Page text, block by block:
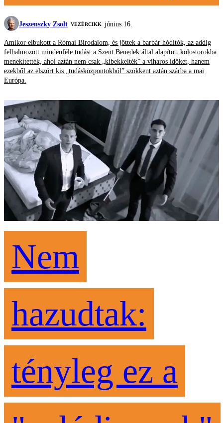
Jeszenszky Zsolt VEZÉRCIKK június 16.
Amikor elbukott a Római Birodalom, és jöttek a barbár hódítók, az addig
felhalmozott mindenféle tudást a Szent Benedek által alapított kolostorokba
menekítették, ahol aztán nem csak „kibekkelték” a viharos időket, hanem
ezekből az elszórt kis „tudásközpontokból” szökkent aztán szárba a mai
Európa.
Nem
hazudtak:
tényleg ez a